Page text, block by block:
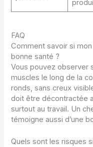
FAQ
Comment savoir si
bonne santé ?
Vous pouvez observer
muscles le long de la
ronds, sans creux
doit être décontractée
surtout au travail. Un
témoigne aussi d’une
Quels sont les risques